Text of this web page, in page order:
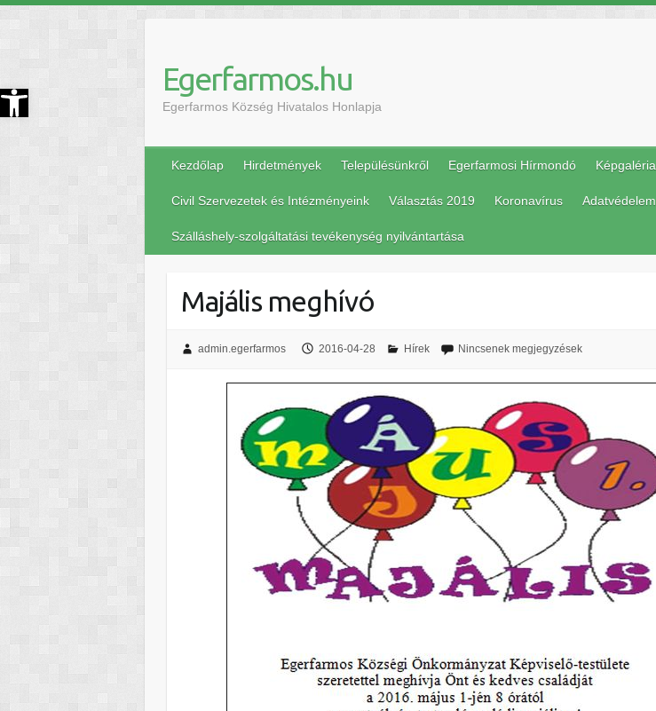
Eszköztár megnyitása Egerfarmos.hu
Egerfarmos Község Hivatalos Honlapja
Kezdőlap Hirdetmények Településünkről Egerfarmosi Hírmondó Képgaléria
Civil Szervezetek és Intézményeink Választás 2019 Koronavírus Adatvédelem
Szálláshely-szolgáltatási tevékenység nyilvántartása
Majális meghívó
admin.egerfarmos 2016-04-28 Hírek Nincsenek megjegyzések